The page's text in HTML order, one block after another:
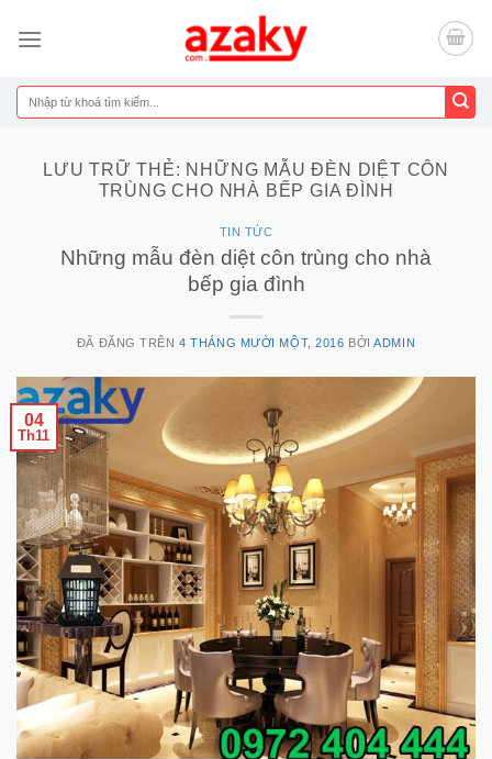
đến
dung
Tìm
kiếm:
LƯU TRỮ THẺ: NHỮNG MẪU ĐÈN DIỆT CÔN
TRÙNG CHO NHÀ BẾP GIA ĐÌNH
TIN TỨC
Những mẫu đèn diệt côn trùng cho nhà
bếp gia đình
ĐÃ ĐĂNG TRÊN4 THÁNG MƯỜI MỘT, 2016 BỞIADMIN
04
Th11